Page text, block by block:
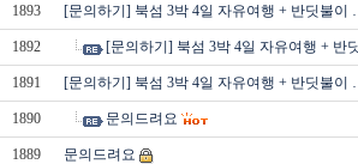
1893 [문의하기] 북섬 3박 4일 자유여행 + 반딧불이
1892 [문의하기] 북섬 3박 4일 자유여행 + 반
1891 [문의하기] 북섬 3박 4일 자유여행 + 반딧불이
1890 문의드려요
1889 문의드려요